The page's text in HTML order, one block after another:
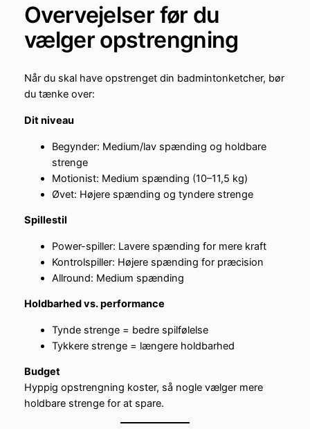
Overvejelser før du
vælger opstrengning
Når du skal have opstrenget din badmintonketcher, bør
du tænke over:
Dit niveau
Begynder: Medium/lav spænding og holdbare
strenge
Motionist: Medium spænding (10–11,5 kg)
Øvet: Højere spænding og tyndere strenge
Spillestil
Power-spiller: Lavere spænding for mere kraft
Kontrolspiller: Højere spænding for præcision
Allround: Medium spænding
Holdbarhed vs. performance
Tynde strenge = bedre spilfølelse
Tykkere strenge = længere holdbarhed
Budget
Hyppig opstrengning koster, så nogle vælger mere
holdbare strenge for at spare.